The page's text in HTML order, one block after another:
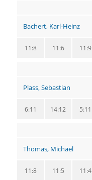
Bachert, Karl-Heinz
11:9
11:6
11:8
Plass, Sebastian
5:11
14:12
6:11
Thomas, Michael
11:4
11:5
11:8